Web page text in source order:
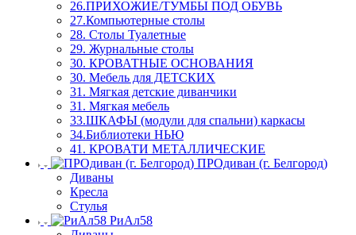
26.ПРИХОЖИЕ/ТУМБЫ ПОД ОБУВЬ
27.Компьютерные столы
28. Столы Туалетные
29. Журнальные столы
30. КРОВАТНЫЕ ОСНОВАНИЯ
30. Мебель для ДЕТСКИХ
31. Мягкая детские диванчики
31. Мягкая мебель
33.ШКАФЫ (модули для спальни) каркасы
34.Библиотеки НЬЮ
41. КРОВАТИ МЕТАЛЛИЧЕСКИЕ
ПРОдиван (г. Белгород)
Диваны
Кресла
Стулья
РиАл58